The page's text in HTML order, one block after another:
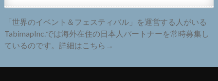
「世界のイベント＆フェスティバル」を運営する人がいる
TabimapInc.では海外在住の日本人パートナーを常時募集し
ているのです。詳細はこちら→